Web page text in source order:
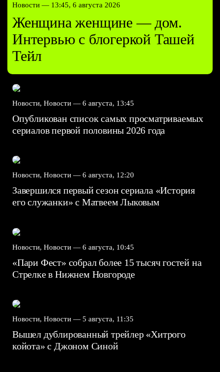
Новости — 13:45, 6 августа 2026
Женщина женщине — дом.
Интервью с блогеркой Ташей
Тейл
Новости, Новости — 6 августа, 13:45
Опубликован список самых просматриваемых
сериалов первой половины 2026 года
Новости, Новости — 6 августа, 12:20
Завершился первый сезон сериала «История
его служанки» с Матвеем Лыковым
Новости, Новости — 6 августа, 10:45
«Пари Фест» собрал более 15 тысяч гостей на
Стрелке в Нижнем Новгороде
Новости, Новости — 5 августа, 11:35
Вышел дублированный трейлер «Хитрого
койота» с Джоном Синой